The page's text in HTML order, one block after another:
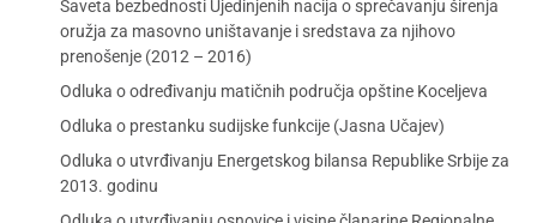
Saveta bezbednosti Ujedinjenih nacija o sprečavanju širenja
oružja za masovno uništavanje i sredstava za njihovo
prenošenje (2012 – 2016)
Odluka o određivanju matičnih područja opštine Koceljeva
Odluka o prestanku sudijske funkcije (Jasna Učajev)
Odluka o utvrđivanju Energetskog bilansa Republike Srbije za
2013. godinu